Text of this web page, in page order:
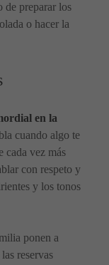
de preparar los
o hacer la
en la
cuando algo te
cada vez más
con respeto y
y los tonos
ponen a
reservas